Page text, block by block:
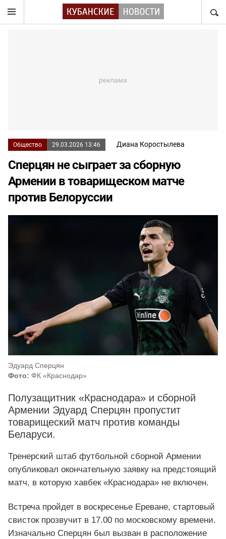
Общество 29.03.2026 13:46 Диана Коростылева
Сперцян не сыграет за сборную
Армении в товарищеском матче
против Белоруссии
Эдуард Сперцян
Фото: ФК «Краснодар»
Полузащитник «Краснодара» и сборной
Армении Эдуард Сперцян пропустит
товарищеский матч против команды
Беларуси.
Тренерский штаб футбольной сборной Армении
опубликовал окончательную заявку на предстоящий
матч, в которую хавбек «Краснодара» не включен.
Встреча пройдет в воскресенье Ереване, стартовый
свисток прозвучит в 17.00 по московскому времени.
Изначально Сперцян был вызван в расположение